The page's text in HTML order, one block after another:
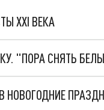
XXI ВЕКА
"ПОРА СНЯТЬ
НОВОГОДНИЕ